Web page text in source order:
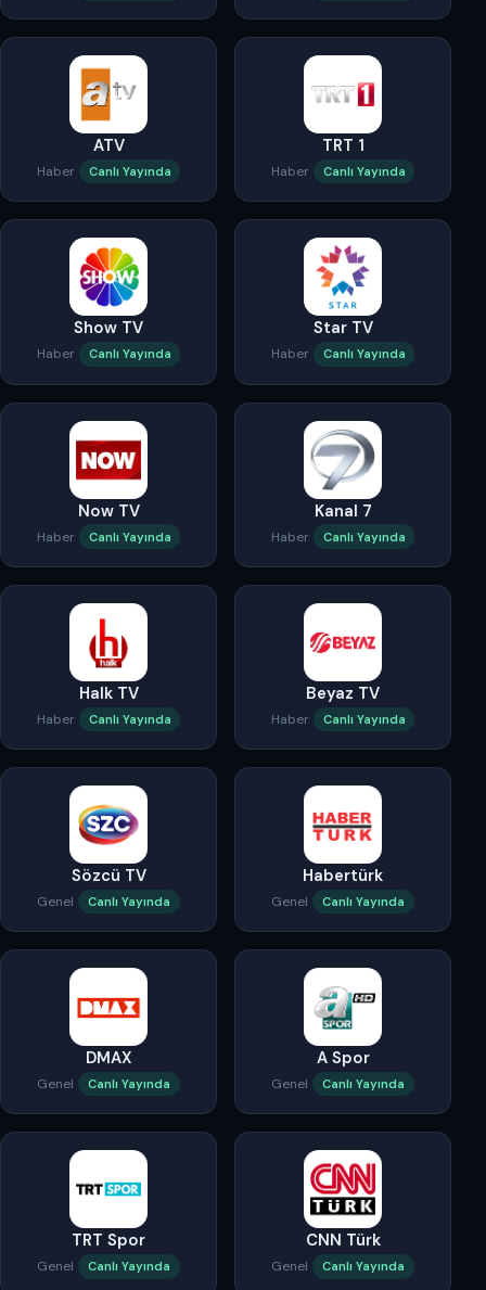
ATV
Haber Canlı Yayında
TRT 1
Haber Canlı Yayında
Show TV
Haber Canlı Yayında
Star TV
Haber Canlı Yayında
Now TV
Haber Canlı Yayında
Kanal 7
Haber Canlı Yayında
Halk TV
Haber Canlı Yayında
Beyaz TV
Haber Canlı Yayında
Sözcü TV
Genel Canlı Yayında
Habertürk
Genel Canlı Yayında
DMAX
Genel Canlı Yayında
A Spor
Genel Canlı Yayında
TRT Spor
Genel Canlı Yayında
CNN Türk
Genel Canlı Yayında